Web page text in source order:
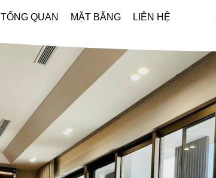
TỔNG QUAN MẶT BẰNG LIÊN HỆ